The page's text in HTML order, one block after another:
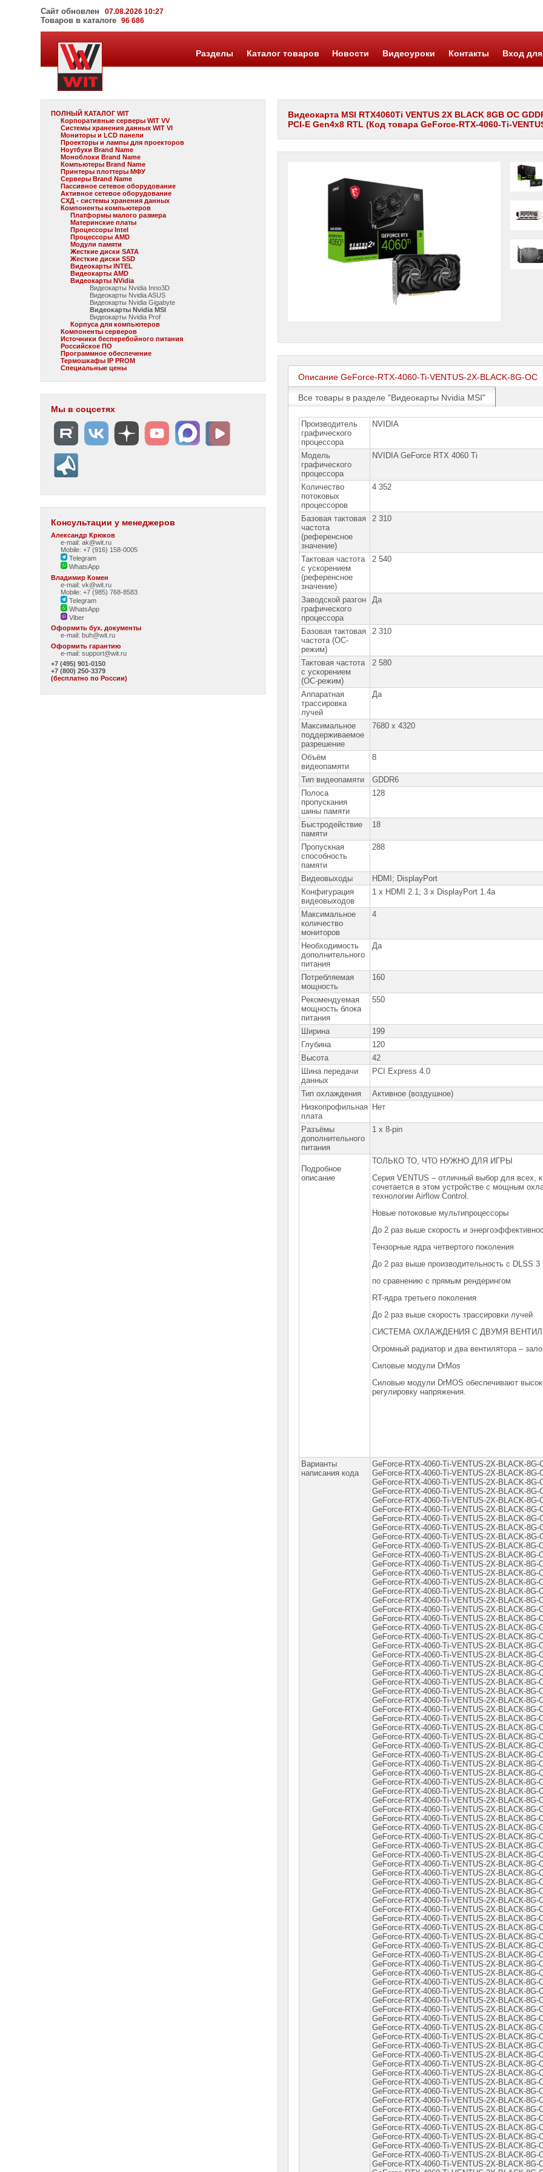
Сайт обновлен 07.08.2026 10:27
Товаров в каталоге96 686
Разделы Каталог товаров Новости Видеоуроки Контакты Вход
ПОЛНЫЙ КАТАЛОГ WIT
Корпоративные серверы WIT VV
Системы хранения данных WIT VI
Мониторы и LCD панели
Проекторы и лампы для проекторов
Ноутбуки Brand Name
Моноблоки Brand Name
Компьютеры Brand Name
Принтеры плоттеры МФУ
Серверы Brand Name
Пассивное сетевое оборудование
Активное сетевое оборудование
СХД - системы хранения данных
Компоненты компьютеров
Платформы малого размера
Материнские платы
Процессоры Intel
Процессоры AMD
Модули памяти
Жесткие диски SATA
Жесткие диски SSD
Видеокарты INTEL
Видеокарты AMD
Видеокарты NVidia
Видеокарты Nvidia Inno3D
Видеокарты Nvidia ASUS
Видеокарты Nvidia Gigabyte
Видеокарты Nvidia MSI
Видеокарты Nvidia Prof
Корпуса для компьютеров
Компоненты серверов
Источники бесперебойного питания
Российское ПО
Программное обеспечение
Термошкафы IP PROM
Специальные цены
Мы в соцсетях
Консультации у менеджеров
Александр Крюков
e-mail: ak@wit.ru
Mobile: +7 (916) 158-0005
Telegram
WhatsApp
Владимир Комен
e-mail: vk@wit.ru
Mobile: +7 (985) 768-8583
Telegram
WhatsApp
Viber
Оформить бух. документы
e-mail:buh@wit.ru
Оформить гарантию
e-mail:support@wit.ru
+7 (495) 901-0150
+7 (800) 250-3379
(бесплатно по России)
Видеокарта MSI RTX4060Ti VENTUS 2X BLACK 8GB OC
PCI-E Gen4x8 RTL (Код товара GeForce-RTX-4060-Ti-
Описание GeForce-RTX-4060-Ti-VENTUS-2X-BLACK-8G-OC
Все товары в разделе "Видеокарты Nvidia MSI"
Производитель
графического
процессора
NVIDIA
Модель
графического
процессора
NVIDIA GeForce RTX 4060 Ti
Количество
потоковых
процессоров
4 352
Базовая тактовая
частота
(референсное
значение)
2 310
Тактовая частота
с ускорением
(референсное
значение)
2 540
Заводской разгон
графического
процессора
Да
Базовая тактовая
частота (OC-
режим)
2 310
Тактовая частота
с ускорением
(OC-режим)
2 580
Аппаратная
трассировка
лучей
Да
Максимальное
поддерживаемое
разрешение
7680 x 4320
Объём
видеопамяти
8
Тип видеопамяти
GDDR6
Полоса
пропускания
шины памяти
128
Быстродействие
памяти
18
Пропускная
способность
памяти
288
Видеовыходы
HDMI; DisplayPort
Конфигурация
видеовыходов
1 x HDMI 2.1; 3 x DisplayPort 1.4a
Максимальное
количество
мониторов
4
Необходимость
дополнительного
питания
Да
Потребляемая
мощность
160
Рекомендуемая
мощность блока
питания
550
Ширина
199
Глубина
120
Высота
42
Шина передачи
данных
PCI Express 4.0
Тип охлаждения
Активное (воздушное)
Низкопрофильная
плата
Нет
Разъёмы
дополнительного
питания
1 x 8-pin
Подробное
описание
ТОЛЬКО ТО, ЧТО НУЖНО ДЛЯ ИГРЫ
Серия VENTUS – отличный выбор для всех,
сочетается в этом устройстве с мощным
технологии Airflow Control.
Новые потоковые мультипроцессоры
До 2 раз выше скорость и
Тензорные ядра четвертого поколения
До 2 раз выше производительность с DLSS 3
по сравнению с прямым рендерингом
RT-ядра третьего поколения
До 2 раз выше скорость трассировки лучей
СИСТЕМА ОХЛАЖДЕНИЯ С ДВУМЯ
Огромный радиатор и два вентилятора –
Силовые модули DrMos
Силовые модули DrMOS обеспечивают
регулировку напряжения.
Варианты
написания кода
GeForce-RTX-4060-Ti-VENTUS-2X-BLACK-8G-OC, GeForce-RTX-4060-Ti-VENTUS-2X-BLACK-8G-OC, GeForce-RTX-4060-Ti-VENTUS-2X-BLАCK-8G-OC, GeForce-RTX-4060-Ti-VENTUS-2X-ВLАCK-8G-OC, GeForce-RTX-4060-Ti-VENTUS-2X-ВLАCK-8G-OC, GeForce-RTX-4060-Ti-VENTUS-2X-ВLАСK-8G-OС, GeForce-RTX-4060-Ti-VENTUS-2X-ВLАСK-8G-OС, GeForce-RTX-4060-Ti-VENTUS-2X-ВLАСK-8G-OС, GeForce-RTX-4060-Ti-VENTUS-2X-ВLАСK-8G-OС, GeForce-RTX-4060-Ti-VЕNTUS-2X-ВLАСK-8G-OС, GeForce-RTX-4060-Ti-VЕNTUS-2X-ВLАСK-8G-OС, GeForce-RTX-4060-Ti-VЕNTUS-2X-ВLАСK-8G-OС, GeForce-RTX-4060-Ti-VЕNTUS-2X-ВLАСK-8G-OС, GeForce-RTX-4060-Ti-VЕNTUS-2X-ВLАСK-8G-OС, GeForce-RTX-4060-Ti-VЕNTUS-2X-ВLАСK-8G-OС, GeForce-RTX-4060-Ti-VЕNTUS-2X-ВLАСK-8G-OС, GeForce-RTX-4060-Ti-VЕNTUS-2X-ВLАСK-8G-OС, GeForce-RTX-4060-Ti-VЕNTUS-2X-ВLАСК-8G-OС, GeForce-RTX-4060-Ti-VЕNTUS-2X-ВLАСК-8G-OС, GeForce-RTX-4060-Ti-VЕNTUS-2X-ВLАСК-8G-OС, GeForce-RTX-4060-Ti-VЕNTUS-2X-ВLАСК-8G-OС, GeForce-RTX-4060-Ti-VЕNTUS-2X-ВLАСК-8G-OС, GeForce-RTX-4060-Ti-VЕNTUS-2X-ВLАСК-8G-OС, GeForce-RTX-4060-Ti-VЕNTUS-2X-ВLАСК-8G-OС, GeForce-RTX-4060-Ti-VЕNTUS-2X-ВLАСК-8G-OС, GeForce-RTX-4060-Ti-VЕNTUS-2X-ВLАСК-8G-OС, GeForce-RTX-4060-Ti-VЕNTUS-2X-ВLАСК-8G-OС, GeForce-RTX-4060-Ti-VЕNTUS-2X-ВLАСК-8G-OС, GeForce-RTX-4060-Ti-VЕNTUS-2X-ВLАСК-8G-OС, GeForce-RTX-4060-Ti-VЕNTUS-2X-ВLАСК-8G-OС, GeForce-RTX-4060-Ti-VЕNTUS-2X-ВLАСК-8G-OС, GeForce-RTX-4060-Ti-VЕNTUS-2X-ВLАСК-8G-OС, GeForce-RTX-4060-Ti-VЕNTUS-2X-ВLАСК-8G-OС, GeForce-RTX-4060-Ti-VЕNTUS-2X-ВLАСК-8G-ОС, GeForce-RTX-4060-Ti-VЕNTUS-2X-ВLАСК-8G-ОС, GeForce-RTX-4060-Ti-VЕNTUS-2X-ВLАСК-8G-ОС, GeForce-RTX-4060-Ti-VЕNTUS-2X-ВLАСК-8G-ОС, GeForce-RTX-4060-Ti-VЕNTUS-2X-ВLАСК-8G-ОС, GeForce-RTX-4060-Ti-VЕNTUS-2X-ВLАСК-8G-ОС, GeForce-RTX-4060-Ti-VЕNTUS-2X-ВLАСК-8G-ОС, GeForce-RTX-4060-Ti-VЕNTUS-2X-ВLАСК-8G-ОС, GeForce-RTX-4060-Ti-VЕNTUS-2X-ВLАСК-8G-ОС, GeForce-RTX-4060-Ti-VЕNTUS-2X-ВLАСК-8G-ОС, GeForce-RTX-4060-Ti-VЕNTUS-2X-ВLАСК-8G-ОС, GeForce-RTX-4060-Ti-VЕNTUS-2X-ВLАСК-8G-ОС, GeForce-RTX-4060-Ti-VЕNTUS-2X-ВLАСК-8G-ОС, GeForce-RTX-4060-Ti-VЕNTUS-2X-ВLАСК-8G-ОС, GeForce-RTX-4060-Ti-VЕNTUS-2X-ВLАСК-8G-ОС, GeForce-RTX-4060-Ti-VЕNTUS-2X-ВLАСК-8G-ОС, GeForce-RTX-4060-Ti-VЕNTUS-2X-ВLАСК-8G-ОС, GeForce-RTX-4060-Ti-VЕNTUS-2X-ВLАСК-8G-ОС, GeForce-RTX-4060-Ti-VЕNTUS-2X-ВLАСК-8G-ОС, GeForce-RTX-4060-Ti-VЕNTUS-2X-ВLАСК-8G-ОС, GeForce-RTX-4060-Ti-VЕNTUS-2X-ВLАСК-8G-ОС, GeForce-RTX-4060-Ti-VЕNTUS-2X-ВLАСК-8G-ОС, GeForce-RTX-4060-Ti-VЕNTUS-2X-ВLАСК-8G-ОС, GeForce-RTX-4060-Ti-VЕNTUS-2X-ВLАСК-8G-ОС, GeForce-RTX-4060-Ti-VЕNTUS-2X-ВLАСК-8G-ОС, GeForce-RTX-4060-Ti-VЕNTUS-2X-ВLАСК-8G-ОС, GeForce-RTX-4060-Ti-VЕNTUS-2X-ВLАСК-8G-ОС, GeForce-RTX-4060-Ti-VЕNTUS-2X-ВLАСК-8G-ОС, GeForce-RTX-4060-Ti-VЕNTUS-2X-ВLАСК-8G-ОС, GeForce-RTX-4060-Ti-VЕNTUS-2X-ВLАСК-8G-ОС, GeForce-RTX-4060-Ti-VЕNTUS-2X-ВLАСК-8G-ОС, GeForce-RTX-4060-Ti-VЕNTUS-2X-ВLАСК-8G-ОС, GeForce-RТX-4060-Тi-VЕNТUS-2X-ВLАСК-8G-ОС, GeForce-RТX-4060-Тi-VЕNТUS-2X-ВLАСК-8G-ОС, GeForce-RТX-4060-Тi-VЕNТUS-2X-ВLАСК-8G-ОС, GeForce-RТX-4060-Тi-VЕNТUS-2X-ВLАСК-8G-ОС, GeForce-RТX-4060-Тi-VЕNТUS-2X-ВLАСК-8G-ОС, GeForce-RТX-4060-Тi-VЕNТUS-2X-ВLАСК-8G-ОС, GeForce-RТX-4060-Тi-VЕNТUS-2X-ВLАСК-8G-ОС, GeForce-RТX-4060-Тi-VЕNТUS-2X-ВLАСК-8G-ОС, GeForce-RТX-4060-Тi-VЕNТUS-2X-ВLАСК-8G-ОС, GeForce-RТX-4060-Тi-VЕNТUS-2X-ВLАСК-8G-ОС, GeForce-RТX-4060-Тi-VЕNТUS-2X-ВLАСК-8G-ОС, GeForce-RТX-4060-Тi-VЕNТUS-2X-ВLАСК-8G-ОС, GeForce-RТX-4060-Тi-VЕNТUS-2X-ВLАСК-8G-ОС, GeForce-RТX-4060-Тi-VЕNТUS-2X-ВLАСК-8G-ОС, GeForce-RТX-4060-Тi-VЕNТUS-2X-ВLАСК-8G-ОС, GeForce-RТX-4060-Тi-VЕNТUS-2X-ВLАСК-8G-ОС, GeForce-RТX-4060-Тi-VЕNТUS-2X-ВLАСК-8G-ОС, GeForce-RТX-4060-Тi-VЕNТUS-2X-ВLАСК-8G-ОС, GeForce-RТX-4060-Тi-VЕNТUS-2X-ВLАСК-8G-ОС, GeForce-RТX-4060-Тi-VЕNТUS-2X-ВLАСК-8G-ОС, GeForce-RТX-4060-Тi-VЕNТUS-2X-ВLАСК-8G-ОС, GeForce-RТX-4060-Тi-VЕNТUS-2X-ВLАСК-8G-ОС, GeForce-RТX-4060-Тi-VЕNТUS-2X-ВLАСК-8G-ОС, GeForce-RТX-4060-Тi-VЕNТUS-2X-ВLАСК-8G-ОС, GeForce-RТX-4060-Тi-VЕNТUS-2X-ВLАСК-8G-ОС, GeForce-RТX-4060-Тi-VЕNТUS-2X-ВLАСК-8G-ОС, GeForce-RТX-4060-Тi-VЕNТUS-2X-ВLАСК-8G-ОС, GeForce-RТX-4060-Тi-VЕNТUS-2X-ВLАСК-8G-ОС, GeForce-RТX-4060-Тi-VЕNТUS-2X-ВLАСК-8G-ОС, GeForce-RТX-4060-Тi-VЕNТUS-2X-ВLАСК-8G-ОС, GeForce-RТX-4060-Тi-VЕNТUS-2X-ВLАСК-8G-ОС, GeForce-RТX-4060-Тi-VЕNТUS-2X-ВLАСК-8G-ОС, GeForce-RТX-4060-Тi-VЕNТUS-2X-ВLАСК-8G-ОС, GeForce-RТX-4060-Тi-VЕNТUS-2X-ВLАСК-8G-ОС, GeForce-RТX-4060-Тi-VЕNТUS-2X-ВLАСК-8G-ОС, GeForce-RТX-4060-Тi-VЕNТUS-2X-ВLАСК-8G-ОС, GeForce-RТX-4060-Тi-VЕNТUS-2X-ВLАСК-8G-ОС, GeForce-RТX-4060-Тi-VЕNТUS-2X-ВLАСК-8G-ОС, GeForce-RТX-4060-Тi-VЕNТUS-2X-ВLАСК-8G-ОС, GeForce-RТX-4060-Тi-